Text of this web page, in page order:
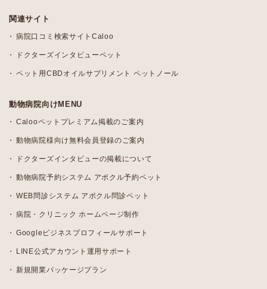
関連サイト
病院口コミ検索サイトCaloo
ドクターズインタビューペット
ペット用CBDオイルサプリメント ペットノール
動物病院向けMENU
Calooペットプレミアム掲載のご案内
動物病院様向け無料会員登録のご案内
ドクターズインタビューの掲載について
動物病院予約システム アポクル予約ペット
WEB問診システム アポクル問診ペット
病院・クリニック ホームページ制作
Googleビジネスプロフィールサポート
LINE公式アカウント運用サポート
新規開業パッケージプラン